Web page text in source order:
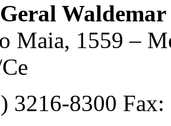
Maia, 1559 –
3216-8300